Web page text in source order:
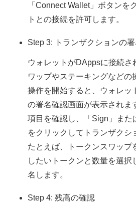
「Connect Wallet」ボタンを
トとの接続を許可します。
Step 3: トランザクションの署
ウォレットがDAppsに接続さ
ワップやステーキングなどの
操作を開始すると、ウォレッ
の署名確認画面が表示されま
項目を確認し、「Sign」また
をクリックしてトランザクシ
たとえば、トークンスワップ
したいトークンと数量を選択
名します。
Step 4: 残高の確認